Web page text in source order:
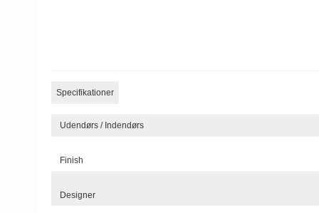
Specifikationer
Udendørs / Indendørs
Finish
Designer